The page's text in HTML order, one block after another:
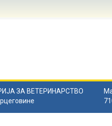
ЗА ВЕТЕРИНАРСТВО